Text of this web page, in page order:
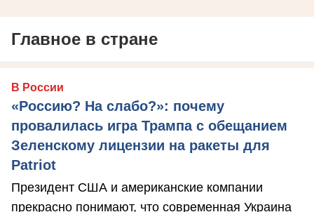
Главное в стране
В России
«Россию? На слабо?»: почему
провалилась игра Трампа с обещанием
Зеленскому лицензии на ракеты для
Patriot
Президент США и американские компании
прекрасно понимают, что современная Украина